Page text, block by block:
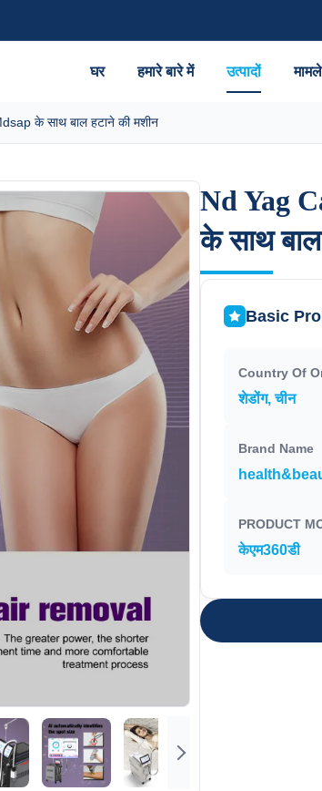
घर हमारे बारे में उत्पादों मामले
के साथ बाल हटाने की मशीन
Nd Yag
के साथ
Nd Yag
के साथ
Basic
Country Of
शेडोंग, चीन
Brand Name
PRODUCT
केएम360डी